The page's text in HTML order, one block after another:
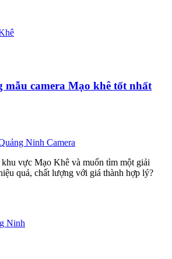
mẫu camera Mạo khê tốt nhất
Ninh Camera
khu vực Mạo Khê và muốn tìm một giải
quả, chất lượng với giá thành hợp lý?